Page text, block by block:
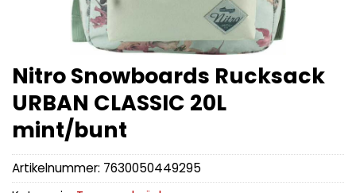
Nitro Snowboards Rucksack
URBAN CLASSIC 20L
mint/bunt
Artikelnummer: 7630050449295